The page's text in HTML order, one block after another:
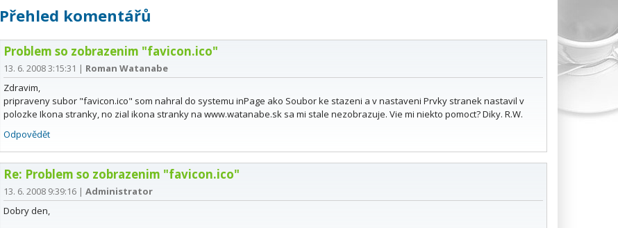
Přehled komentářů
Problem so zobrazenim "favicon.ico"
13. 6. 2008 3:15:31 | Roman Watanabe
Zdravim,
pripraveny subor "favicon.ico" som nahral do systemu inPage ako Soubor ke stazeni a v nastaveni Prvky stranek nastavil v
polozke Ikona stranky, no zial ikona stranky na www.watanabe.sk sa mi stale nezobrazuje. Vie mi niekto pomoct? Diky. R.W.
Odpovědět
Re: Problem so zobrazenim "favicon.ico"
13. 6. 2008 9:39:16 | Administrator
Dobry den,